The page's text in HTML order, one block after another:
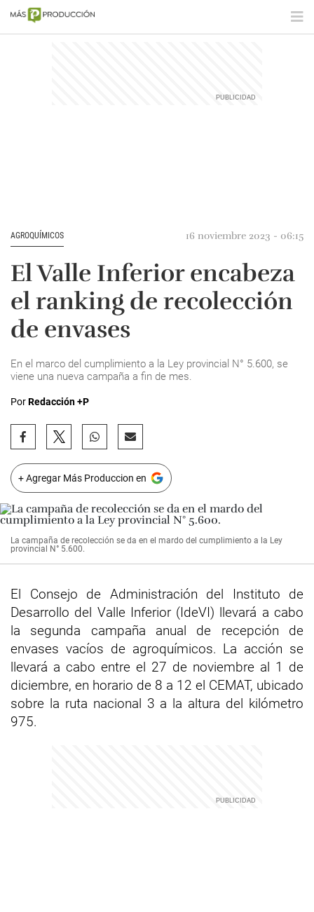
AGROQUÍMICOS 16 noviembre 2023 - 06:15
El Valle Inferior encabeza
el ranking de recolección
de envases
En el marco del cumplimiento a la Ley provincial N° 5.600, se
viene una nueva campaña a fin de mes.
PorRedacción +P
+ Agregar Más Produccion en
La campaña de recolección se da en el mardo del cumplimiento a la Ley
provincial N° 5.600.
El Consejo de Administración del Instituto de
Desarrollo del Valle Inferior (IdeVI) llevará a cabo
la segunda campaña anual de recepción de
envases vacíos de agroquímicos. La acción se
llevará a cabo entre el 27 de noviembre al 1 de
diciembre, en horario de 8 a 12 el CEMAT, ubicado
sobre la ruta nacional 3 a la altura del kilómetro
975.